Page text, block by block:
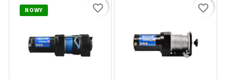
NOWY favorite_border favorite_border